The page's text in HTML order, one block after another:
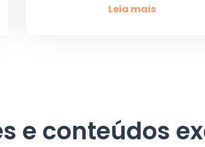
Leia mais
e conteúdos